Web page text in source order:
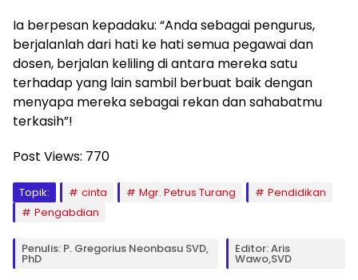
Ia berpesan kepadaku: “Anda sebagai pengurus,
berjalanlah dari hati ke hati semua pegawai dan
dosen, berjalan keliling di antara mereka satu
terhadap yang lain sambil berbuat baik dengan
menyapa mereka sebagai rekan dan sahabatmu
terkasih”!
Post Views: 770
Topik: cinta Mgr. Petrus Turang
Pendidikan
Pengabdian
Penulis: P. Gregorius Neonbasu SVD,
PhD
Editor: Aris
Wawo,SVD